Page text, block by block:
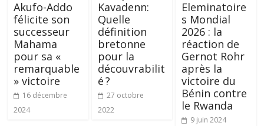
Akufo-Addo
félicite son
successeur
Mahama
pour sa «
remarquable
» victoire
16 décembre
2024
Kavadenn:
Quelle
définition
bretonne
pour la
découvrabilit
é ?
27 octobre
2022
Eleminatoire
s Mondial
2026 : la
réaction de
Gernot Rohr
après la
victoire du
Bénin contre
le Rwanda
9 juin 2024